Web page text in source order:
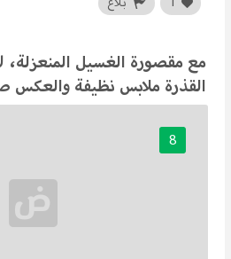
مع مقصورة الغسيل المنعزلة،
القذرة ملابس نظيفة
8